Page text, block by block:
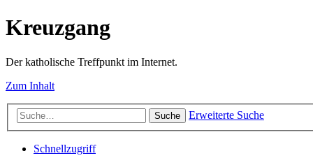
Kreuzgang
Der katholische Treffpunkt im Internet.
Zum Inhalt
Suche Erweiterte Suche
Schnellzugriff